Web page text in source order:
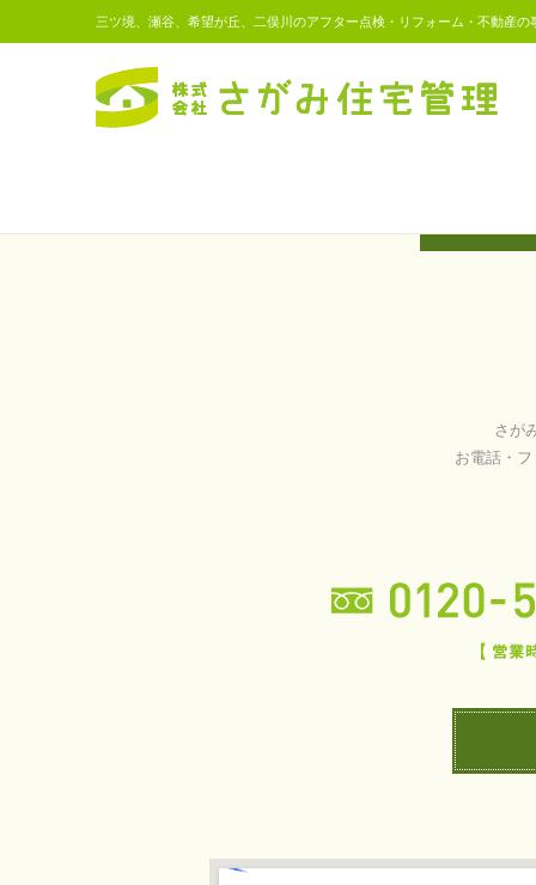
三ツ境、瀬谷、希望が丘、二俣川のアフター点検・リフォーム・不動産
さが
お電話・